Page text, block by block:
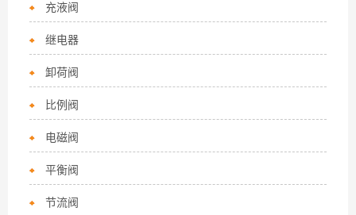
充液阀
继电器
卸荷阀
比例阀
电磁阀
平衡阀
节流阀